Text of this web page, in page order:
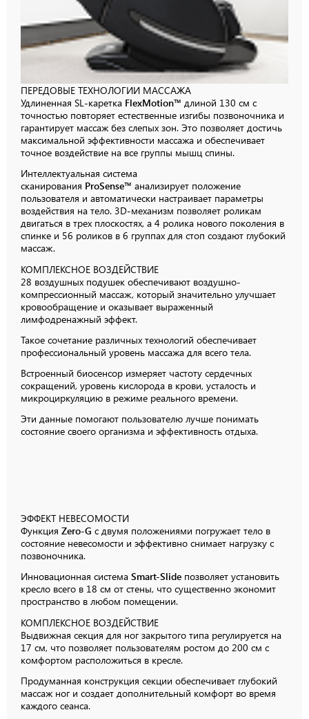
ПЕРЕДОВЫЕ ТЕХНОЛОГИИ МАССАЖА
Удлиненная SL-каретка FlexMotion™ длиной 130 см с
точностью повторяет естественные изгибы позвоночника и
гарантирует массаж без слепых зон. Это позволяет достичь
максимальной эффективности массажа и обеспечивает
точное воздействие на все группы мышц спины.
Интеллектуальная система
сканирования ProSense™ анализирует положение
пользователя и автоматически настраивает параметры
воздействия на тело. 3D-механизм позволяет роликам
двигаться в трех плоскостях, а 4 ролика нового поколения в
спинке и 56 роликов в 6 группах для стоп создают глубокий
массаж.
КОМПЛЕКСНОЕ ВОЗДЕЙСТВИЕ
28 воздушных подушек обеспечивают воздушно-
компрессионный массаж, который значительно улучшает
кровообращение и оказывает выраженный
лимфодренажный эффект.
Такое сочетание различных технологий обеспечивает
профессиональный уровень массажа для всего тела.
Встроенный биосенсор измеряет частоту сердечных
сокращений, уровень кислорода в крови, усталость и
микроциркуляцию в режиме реального времени.
Эти данные помогают пользователю лучше понимать
состояние своего организма и эффективность отдыха.
ЭФФЕКТ НЕВЕСОМОСТИ
Функция Zero-G с двумя положениями погружает тело в
состояние невесомости и эффективно снимает нагрузку с
позвоночника.
Инновационная система Smart-Slide позволяет установить
кресло всего в 18 см от стены, что существенно экономит
пространство в любом помещении.
КОМПЛЕКСНОЕ ВОЗДЕЙСТВИЕ
Выдвижная секция для ног закрытого типа регулируется на
17 см, что позволяет пользователям ростом до 200 см с
комфортом расположиться в кресле.
Продуманная конструкция секции обеспечивает глубокий
массаж ног и создает дополнительный комфорт во время
каждого сеанса.